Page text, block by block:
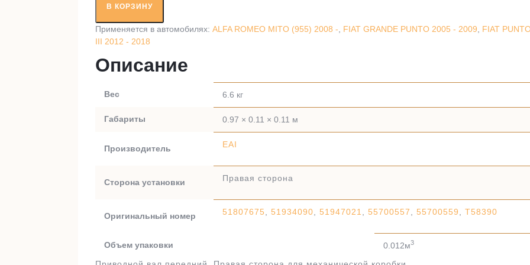
валВ КОРЗИНУ
Применяется в автомобилях: ALFA ROMEO MITO (955) 2008 - FIAT GRANDE PUNTO 2005 - 2009
FIAT
III 2012 - 2018
Описание
Вес 6.6 кг
Габариты 0.97 × 0.11 × 0.11 м
Производитель EAI
Сторона установки Правая сторона
Оригинальный номер 51807675 51934090 51947021 55700557 55700559 T58390
Объем упаковки 0.012м3